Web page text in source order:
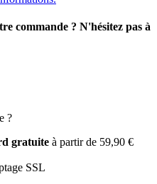
commande ? N'hésitez pas à
?
gratuite à partir de 59,90 €
SSL